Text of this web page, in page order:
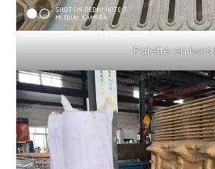
Palette en bois